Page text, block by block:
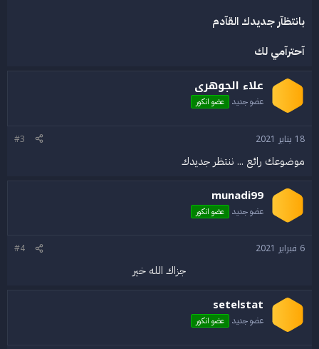
بانتظآر جديدك القآدم
آحترآمي لك
علاء الجوهرى
عضو جديد عضو انكور
18 يناير 2021
#3
موضوعك رائع ... ننتظر جديدك
munadi99
عضو جديد عضو انكور
6 فبراير 2021
#4
جزاك الله خير​
setelstat
عضو جديد عضو انكور